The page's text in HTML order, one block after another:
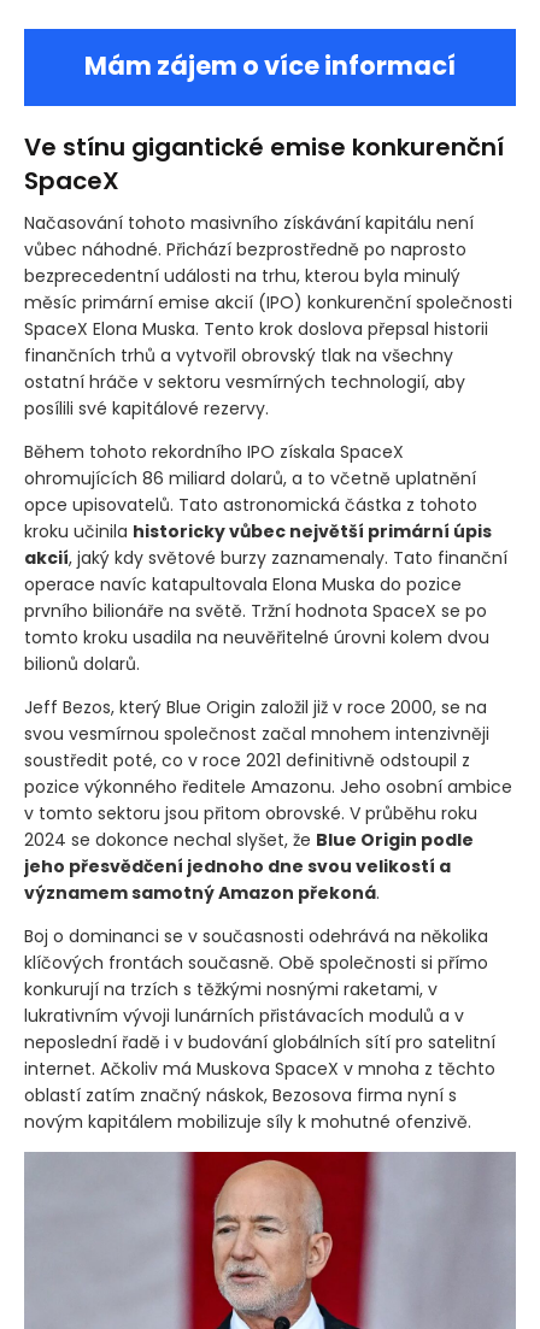
Mám zájem o více informací
Ve stínu gigantické emise konkurenční
SpaceX
Načasování tohoto masivního získávání kapitálu není
vůbec náhodné. Přichází bezprostředně po naprosto
bezprecedentní události na trhu, kterou byla minulý
měsíc primární emise akcií (IPO) konkurenční společnosti
SpaceX Elona Muska. Tento krok doslova přepsal historii
finančních trhů a vytvořil obrovský tlak na všechny
ostatní hráče v sektoru vesmírných technologií, aby
posílili své kapitálové rezervy.
Během tohoto rekordního IPO získala SpaceX
ohromujících 86 miliard dolarů, a to včetně uplatnění
opce upisovatelů. Tato astronomická částka z tohoto
kroku učinila historicky vůbec největší primární úpis
akcií, jaký kdy světové burzy zaznamenaly. Tato finanční
operace navíc katapultovala Elona Muska do pozice
prvního bilionáře na světě. Tržní hodnota SpaceX se po
tomto kroku usadila na neuvěřitelné úrovni kolem dvou
bilionů dolarů.
Jeff Bezos, který Blue Origin založil již v roce 2000, se na
svou vesmírnou společnost začal mnohem intenzivněji
soustředit poté, co v roce 2021 definitivně odstoupil z
pozice výkonného ředitele Amazonu. Jeho osobní ambice
v tomto sektoru jsou přitom obrovské. V průběhu roku
2024 se dokonce nechal slyšet, že Blue Origin podle
jeho přesvědčení jednoho dne svou velikostí a
významem samotný Amazon překoná.
Boj o dominanci se v současnosti odehrává na několika
klíčových frontách současně. Obě společnosti si přímo
konkurují na trzích s těžkými nosnými raketami, v
lukrativním vývoji lunárních přistávacích modulů a v
neposlední řadě i v budování globálních sítí pro satelitní
internet. Ačkoliv má Muskova SpaceX v mnoha z těchto
oblastí zatím značný náskok, Bezosova firma nyní s
novým kapitálem mobilizuje síly k mohutné ofenzivě.